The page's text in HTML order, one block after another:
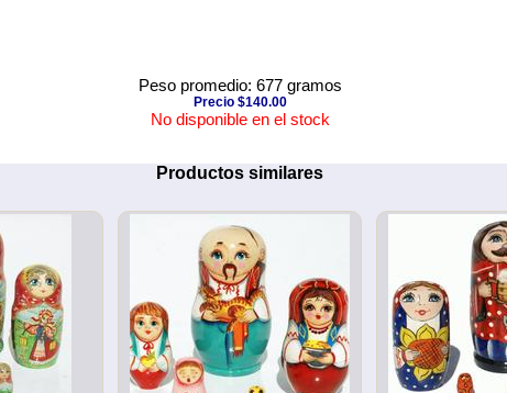
Peso promedio: 677 gramos
Precio $140.00
No disponible en el stock
Productos similares